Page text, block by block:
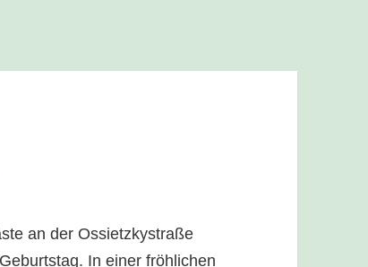
an der Ossietzkystraße
In einer fröhlichen